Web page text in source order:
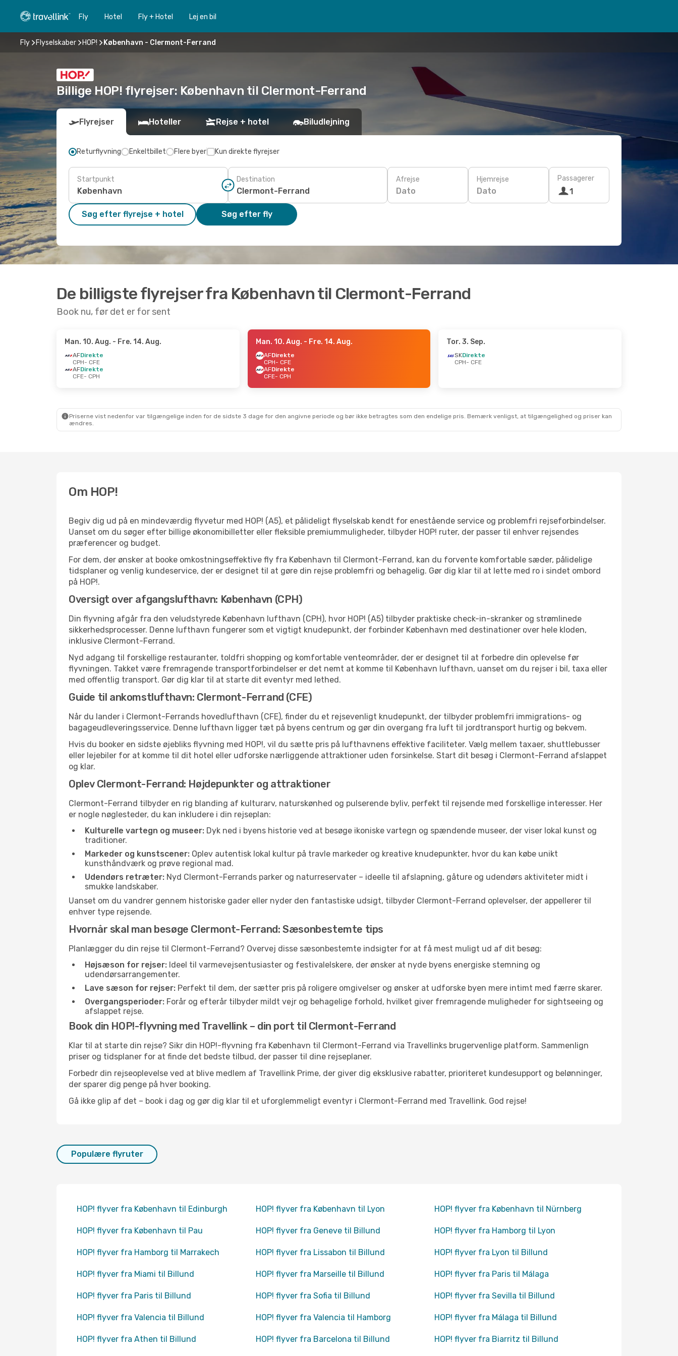
Fly Hotel Fly + Hotel Lej en bil
Fly Flyselskaber HOP! København - Clermont-Ferrand
Billige HOP! flyrejser: København til Clermont-Ferrand
Flyrejser Hoteller Rejse + hotel Biludlejning
Returflyvning Enkeltbillet Flere byer Kun direkte flyrejser
Startpunkt Destination Afrejse
Dato
Hjemrejse
Dato
Passagerer
1
Søg efter flyrejse + hotel Søg efter fly
De billigste flyrejser fra København til Clermont-Ferrand
Book nu, før det er for sent
Man. 10. Aug. - Fre. 14. Aug.
AFDirekte
CPH- CFE
AFDirekte
CFE- CPH
Man. 10. Aug. - Fre. 14. Aug.
AFDirekte
CPH- CFE
AFDirekte
CFE- CPH
Tor. 3. Sep.
SKDirekte
CPH- CFE
Priserne vist nedenfor var tilgængelige inden for de sidste 3 dage for den angivne periode og bør ikke betragtes som den endelige pris. Bemærk venligst, at tilgængelighed og priser kan
ændres.
Om HOP!
Begiv dig ud på en mindeværdig flyvetur med HOP! (A5), et pålideligt flyselskab kendt for enestående service og problemfri rejseforbindelser.
Uanset om du søger efter billige økonomibilletter eller fleksible premiummuligheder, tilbyder HOP! ruter, der passer til enhver rejsendes
præferencer og budget.
For dem, der ønsker at booke omkostningseffektive fly fra København til Clermont-Ferrand, kan du forvente komfortable sæder, pålidelige
tidsplaner og venlig kundeservice, der er designet til at gøre din rejse problemfri og behagelig. Gør dig klar til at lette med ro i sindet ombord
på HOP!.
Oversigt over afgangslufthavn: København (CPH)
Din flyvning afgår fra den veludstyrede København lufthavn (CPH), hvor HOP! (A5) tilbyder praktiske check-in-skranker og strømlinede
sikkerhedsprocesser. Denne lufthavn fungerer som et vigtigt knudepunkt, der forbinder København med destinationer over hele kloden,
inklusive Clermont-Ferrand.
Nyd adgang til forskellige restauranter, toldfri shopping og komfortable venteområder, der er designet til at forbedre din oplevelse før
flyvningen. Takket være fremragende transportforbindelser er det nemt at komme til København lufthavn, uanset om du rejser i bil, taxa eller
med offentlig transport. Gør dig klar til at starte dit eventyr med lethed.
Guide til ankomstlufthavn: Clermont-Ferrand (CFE)
Når du lander i Clermont-Ferrands hovedlufthavn (CFE), finder du et rejsevenligt knudepunkt, der tilbyder problemfri immigrations- og
bagageudleveringsservice. Denne lufthavn ligger tæt på byens centrum og gør din overgang fra luft til jordtransport hurtig og bekvem.
Hvis du booker en sidste øjebliks flyvning med HOP!, vil du sætte pris på lufthavnens effektive faciliteter. Vælg mellem taxaer, shuttlebusser
eller lejebiler for at komme til dit hotel eller udforske nærliggende attraktioner uden forsinkelse. Start dit besøg i Clermont-Ferrand afslappet
og klar.
Oplev Clermont-Ferrand: Højdepunkter og attraktioner
Clermont-Ferrand tilbyder en rig blanding af kulturarv, naturskønhed og pulserende byliv, perfekt til rejsende med forskellige interesser. Her
er nogle nøglesteder, du kan inkludere i din rejseplan:
Kulturelle vartegn og museer: Dyk ned i byens historie ved at besøge ikoniske vartegn og spændende museer, der viser lokal kunst og
traditioner.
Markeder og kunstscener: Oplev autentisk lokal kultur på travle markeder og kreative knudepunkter, hvor du kan købe unikt
kunsthåndværk og prøve regional mad.
Udendørs retræter: Nyd Clermont-Ferrands parker og naturreservater – ideelle til afslapning, gåture og udendørs aktiviteter midt i
smukke landskaber.
Uanset om du vandrer gennem historiske gader eller nyder den fantastiske udsigt, tilbyder Clermont-Ferrand oplevelser, der appellerer til
enhver type rejsende.
Hvornår skal man besøge Clermont-Ferrand: Sæsonbestemte tips
Planlægger du din rejse til Clermont-Ferrand? Overvej disse sæsonbestemte indsigter for at få mest muligt ud af dit besøg:
Højsæson for rejser: Ideel til varmevejsentusiaster og festivalelskere, der ønsker at nyde byens energiske stemning og
udendørsarrangementer.
Lave sæson for rejser: Perfekt til dem, der sætter pris på roligere omgivelser og ønsker at udforske byen mere intimt med færre skarer.
Overgangsperioder: Forår og efterår tilbyder mildt vejr og behagelige forhold, hvilket giver fremragende muligheder for sightseeing og
afslappet rejse.
Book din HOP!-flyvning med Travellink – din port til Clermont-Ferrand
Klar til at starte din rejse? Sikr din HOP!-flyvning fra København til Clermont-Ferrand via Travellinks brugervenlige platform. Sammenlign
priser og tidsplaner for at finde det bedste tilbud, der passer til dine rejseplaner.
Forbedr din rejseoplevelse ved at blive medlem af Travellink Prime, der giver dig eksklusive rabatter, prioriteret kundesupport og belønninger,
der sparer dig penge på hver booking.
Gå ikke glip af det – book i dag og gør dig klar til et uforglemmeligt eventyr i Clermont-Ferrand med Travellink. God rejse!
Populære flyruter
HOP! flyver fra København til Edinburgh HOP! flyver fra København til Lyon HOP! flyver fra København til Nürnberg
HOP! flyver fra København til Pau HOP! flyver fra Geneve til Billund HOP! flyver fra Hamborg til Lyon
HOP! flyver fra Hamborg til Marrakech HOP! flyver fra Lissabon til Billund HOP! flyver fra Lyon til Billund
HOP! flyver fra Miami til Billund HOP! flyver fra Marseille til Billund HOP! flyver fra Paris til Málaga
HOP! flyver fra Paris til Billund HOP! flyver fra Sofia til Billund HOP! flyver fra Sevilla til Billund
HOP! flyver fra Valencia til Billund HOP! flyver fra Valencia til Hamborg HOP! flyver fra Málaga til Billund
HOP! flyver fra Athen til Billund HOP! flyver fra Barcelona til Billund HOP! flyver fra Biarritz til Billund